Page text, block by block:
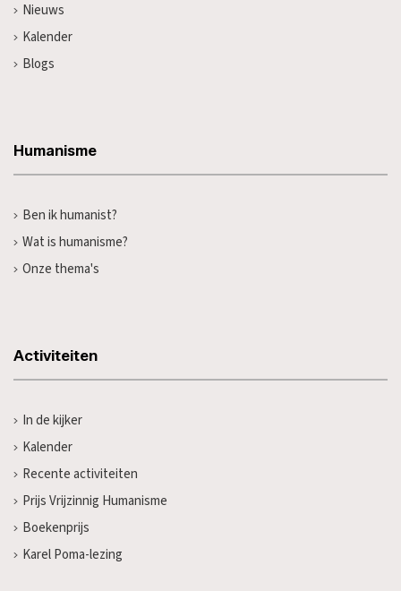
Nieuws
Kalender
Blogs
Humanisme
Ben ik humanist?
Wat is humanisme?
Onze thema's
Activiteiten
In de kijker
Kalender
Recente activiteiten
Prijs Vrijzinnig Humanisme
Boekenprijs
Karel Poma-lezing